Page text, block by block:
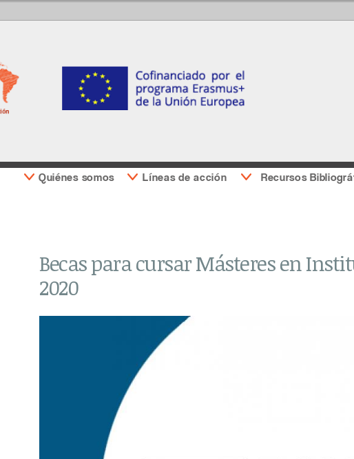
principal
lateral
derecha
Quiénes somos Líneas de acción Recursos
Becas para cursar Másteres en
2020